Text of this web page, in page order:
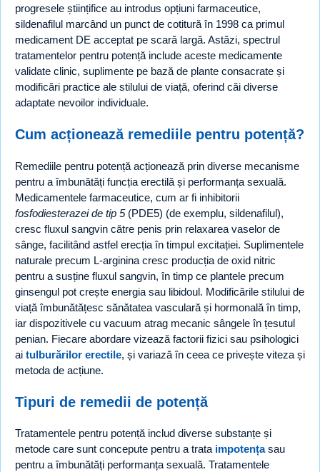
progresele științifice au introdus opțiuni farmaceutice,
sildenafilul marcând un punct de cotitură în 1998 ca primul
medicament DE acceptat pe scară largă. Astăzi, spectrul
tratamentelor pentru potență include aceste medicamente
validate clinic, suplimente pe bază de plante consacrate și
modificări practice ale stilului de viață, oferind căi diverse
adaptate nevoilor individuale.
Cum acționează remediile pentru potență?
Remediile pentru potență acționează prin diverse mecanisme
pentru a îmbunătăți funcția erectilă și performanța sexuală.
Medicamentele farmaceutice, cum ar fi inhibitorii
fosfodiesterazei de tip 5(PDE5) (de exemplu, sildenafilul),
cresc fluxul sangvin către penis prin relaxarea vaselor de
sânge, facilitând astfel erecția în timpul excitației. Suplimentele
naturale precum L-arginina cresc producția de oxid nitric
pentru a susține fluxul sangvin, în timp ce plantele precum
ginsengul pot crește energia sau libidoul. Modificările stilului de
viață îmbunătățesc sănătatea vasculară și hormonală în timp,
iar dispozitivele cu vacuum atrag mecanic sângele în țesutul
penian. Fiecare abordare vizează factorii fizici sau psihologici
ai tulburărilor erectile, și variază în ceea ce privește viteza și
metoda de acțiune.
Tipuri de remedii de potență
Tratamentele pentru potență includ diverse substanțe și
metode care sunt concepute pentru a trata impotențasau
pentru a îmbunătăți performanța sexuală. Tratamentele